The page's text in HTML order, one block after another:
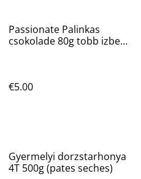
Passionate Palinkas
csokolade 80g tobb izben
€5.00
Gyermelyi dorzstarhonya
4T 500g (pates seches)